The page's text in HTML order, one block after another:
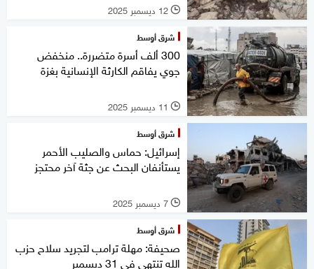
l 12 ديسمبر 2025
شرق أوسط
300 ألف أسرة متضررة.. منخفض
جوي يفاقم الكارثة الإنسانية بغزة
l 11 ديسمبر 2025
شرق أوسط
إسرائيل: حماس والصليب الأحمر
يستأنفان البحث عن جثة آخر محتجز
l 7 ديسمبر 2025
شرق أوسط
صحيفة: مهلة ترامب لتجريد سلاح حزب
الله تنتهي في 31 ديسمبر